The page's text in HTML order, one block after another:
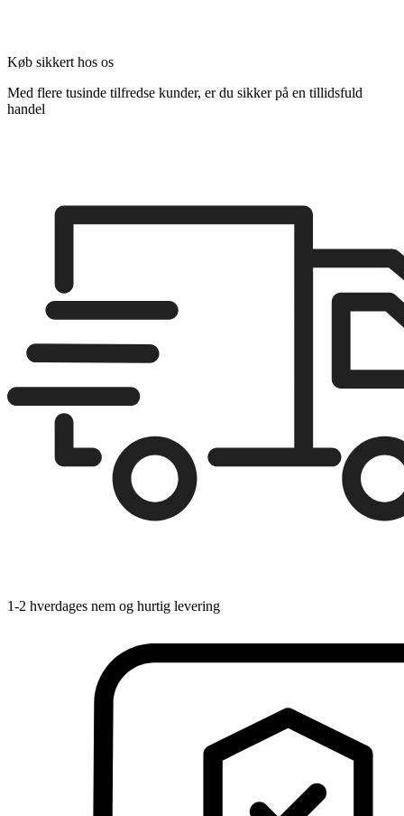
Køb sikkert hos os
Med flere tusinde tilfredse kunder, er du sikker på en tillidsfuld
handel
1-2 hverdages nem og hurtig levering